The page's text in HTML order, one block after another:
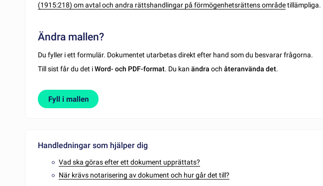
(1915:218) om avtal och andra rättshandlingar på förmögenhetsrättens områdetillämpliga.
Ändra mallen?
Du fyller i ett formulär. Dokumentet utarbetas direkt efter hand som du besvarar frågorna.
Till sist får du det iWord- och PDF-format. Du kanändra ochåteranvända det.
Fyll i mallen
Handledningar som hjälper dig
Vad ska göras efter ett dokument upprättats?
När krävs notarisering av dokument och hur går det till?